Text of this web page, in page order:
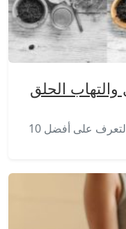
تجاوزي صعوبة فصل الشتاء من خلال التعرف على أفضل 10